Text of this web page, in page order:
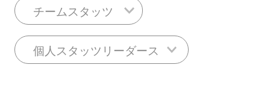
チームスタッツ
個人スタッツリーダース